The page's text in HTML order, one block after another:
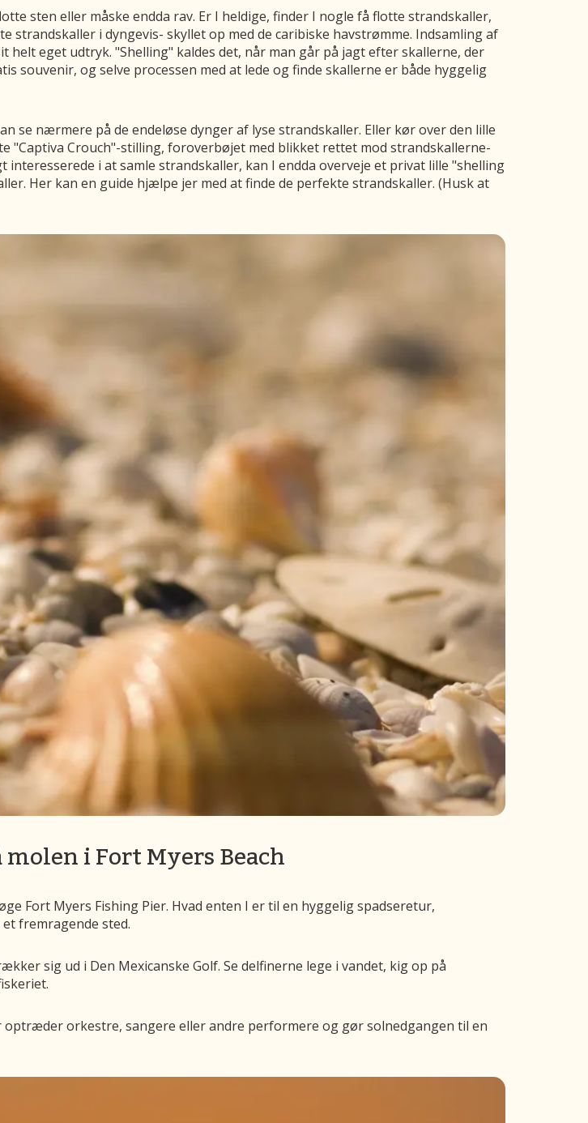
sten eller måske endda rav. Er I heldige, finder I nogle få flotte strandskaller,
strandskaller i dyngevis- skyllet op med de caribiske havstrømme. Indsamling af
eget udtryk. "Shelling" kaldes det, når man går på jagt efter skallerne, der
souvenir, og selve processen med at lede og finde skallerne er både hyggelig
se nærmere på de endeløse dynger af lyse strandskaller. Eller kør over den lille
"Captiva Crouch"-stilling, foroverbøjet med blikket rettet mod strandskallerne-
i at samle strandskaller, kan I endda overveje et privat lille "shelling
Her kan en guide hjælpe jer med at finde de perfekte strandskaller. (Husk at
i Fort Myers Beach
Fort Myers Fishing Pier. Hvad enten I er til en hyggelig spadseretur,
fremragende sted.
sig ud i Den Mexicanske Golf. Se delfinerne lege i vandet, kig op på
orkestre, sangere eller andre performere og gør solnedgangen til en